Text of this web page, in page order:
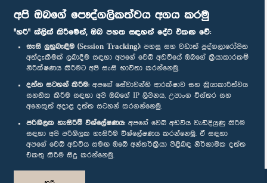
අපි ඔබගේ පෞද්ගලිකත්වය අගය කරමු
"හරි" ක්ලික් කිරීමෙන්, ඔබ පහත සඳහන් දේට එකඟ වේ:
සැසි ලුහුබැඳීම (Session Tracking): පහසු සහ වඩාත් පුද්ගලාරෝපිත
අත්දැකීමක් ලබාදීම සඳහා අපගේ වෙබ් අඩවියේ ඔබගේ ක්‍රියාකාරකම්
නිරීක්ෂණය කිරීමට අපි සැසි භාවිතා කරන්නෙමු.
දත්ත සටහන් කිරීම: අපගේ සේවාවන්හි ආරක්ෂාව සහ ක්‍රියාකාරීත්වය
සහතික කිරීම සඳහා අපි ඔබගේ IP ලිපිනය, උපාංග විස්තර සහ
අනෙකුත් අදාළ දත්ත සටහන් කරගන්නෙමු.
පරිශීලක හැසිරීම් විශ්ලේෂණය: අපගේ වෙබ් අඩවිය වැඩිදියුණු කිරීම
සඳහා අපි පරිශීලක හැසිරීම විශ්ලේෂණය කරන්නෙමු. ඒ සඳහා
අපගේ වෙබ් අඩවිය සමඟ ඔබේ අන්තර්ක්‍රියා පිළිබඳ නිර්නාමික දත්ත
එකතු කිරීම සිදු කරන්නෙමු.
පාර්ලිමේන්තු ජංගම යෙදුම
අප හා සම්බන්ධ වී සිටින්න :
සම්මාන
පෞද්ගලිකත්ව ප්‍රතිපත්තිය